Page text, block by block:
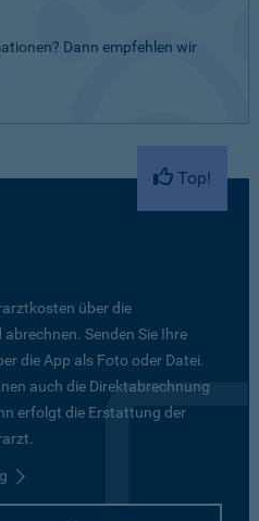
Dann empfehlen wir
Top!
über die
Senden Sie Ihre
die App als Foto oder Datei.
auch die Direktabrechnung
erfolgt die Erstattung der